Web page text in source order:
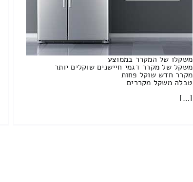
משקלו של המקרר בממוצע
משקל של מקרר דגמי חיישנים שוקלים יותר
מקרר חדש שוקל פחות
טבלה משקל מקררים
[…]